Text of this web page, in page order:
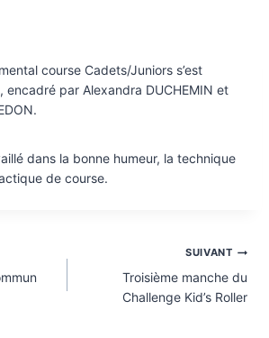
course Cadets/Juniors s’est
encadré par Alexandra DUCHEMIN et
dans la bonne humeur, la technique
de course.
SUIVANT
Troisième manche du
Challenge Kid’s Roller